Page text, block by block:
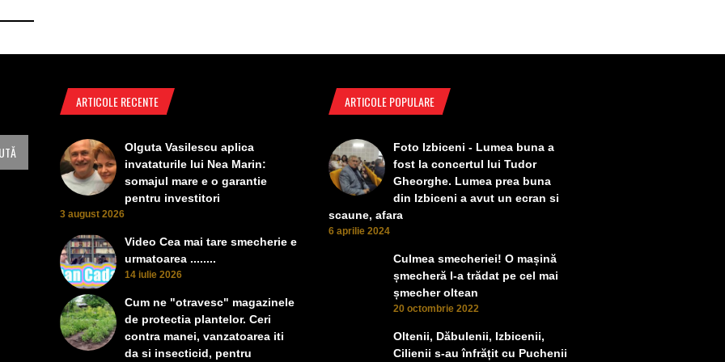
ARTICOLE RECENTE
Olguta Vasilescu aplica
invataturile lui Nea Marin:
somajul mare e o garantie
pentru investitori
3 august 2026
Video Cea mai tare smecherie e
urmatoarea ........
14 iulie 2026
Cum ne "otravesc" magazinele
de protectia plantelor. Ceri
contra manei, vanzatoarea iti
da si insecticid, pentru
ARTICOLE POPULARE
Foto Izbiceni - Lumea buna a
fost la concertul lui Tudor
Gheorghe. Lumea prea buna
din Izbiceni a avut un ecran si
scaune, afara
6 aprilie 2024
Culmea smecheriei! O mașină
șmecheră l-a trădat pe cel mai
șmecher oltean
20 octombrie 2022
Oltenii, Dăbulenii, Izbicenii,
Cilienii s-au înfrățit cu Puchenii